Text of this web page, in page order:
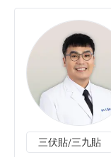
三伏貼/三九貼